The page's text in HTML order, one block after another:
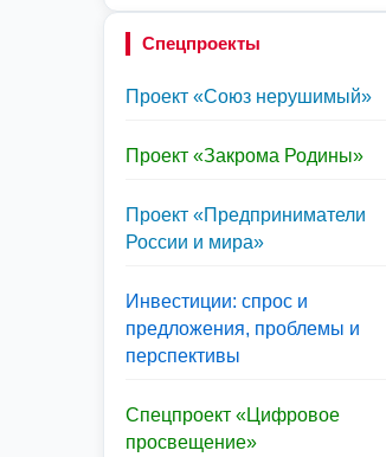
Спецпроекты
Проект «Союз нерушимый»
Проект «Закрома Родины»
Проект «Предприниматели
России и мира»
Инвестиции: спрос и
предложения, проблемы и
перспективы
Спецпроект «Цифровое
просвещение»